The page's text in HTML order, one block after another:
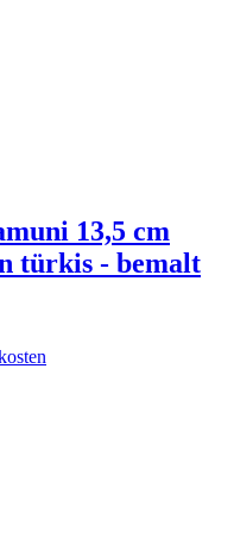
13,5 cm
türkis - bemalt